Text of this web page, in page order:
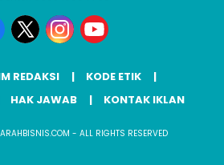
REDAKSI
KODE ETIK
HAK JAWAB KONTAK IKLAN
- ALL RIGHTS RESERVED